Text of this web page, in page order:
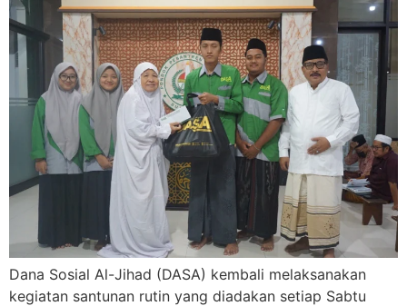
Dana Sosial Al-Jihad (DASA) kembali melaksanakan
kegiatan santunan rutin yang diadakan setiap Sabtu